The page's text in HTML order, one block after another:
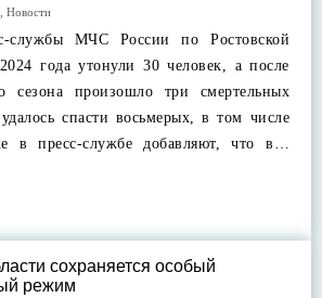
Новости
службы МЧС России по Ростовской
года утонули 30 человек, а после
сезона произошло три смертельных
спасти восьмерых, в том числе
в пресс-службе добавляют, что в…
сохраняется особый
режим